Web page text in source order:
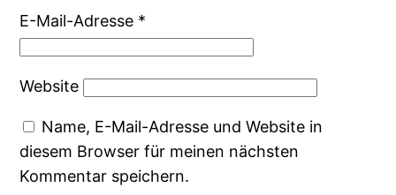
E-Mail-Adresse *
Website
Name, E-Mail-Adresse und Website in
diesem Browser für meinen nächsten
Kommentar speichern.